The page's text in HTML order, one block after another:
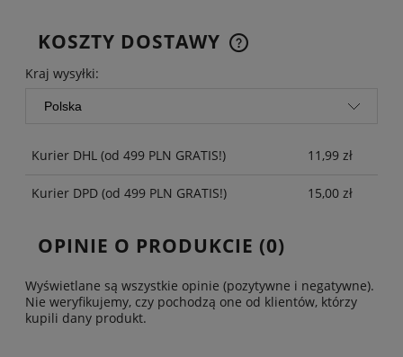
KOSZTY DOSTAWY
CENA NIE ZAWIERA EWENTUALNYCH KOSZTÓW
PŁATNOŚCI
Kraj wysyłki:
Kurier DHL (od 499 PLN GRATIS!) 11,99 zł
Kurier DPD (od 499 PLN GRATIS!) 15,00 zł
OPINIE O PRODUKCIE (0)
Wyświetlane są wszystkie opinie (pozytywne i negatywne).
Nie weryfikujemy, czy pochodzą one od klientów, którzy
kupili dany produkt.